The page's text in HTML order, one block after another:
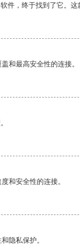
件，终于找到了它。
和最高安全性的连接。
和安全性的连接。
隐私保护。